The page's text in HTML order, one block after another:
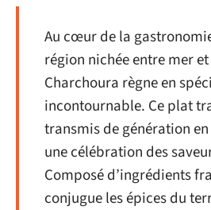
Au cœur de la
région nichée entre mer
Charchoura règne en
incontournable. Ce plat
transmis de génération
une célébration des
Composé d’ingrédients
conjugue les épices du